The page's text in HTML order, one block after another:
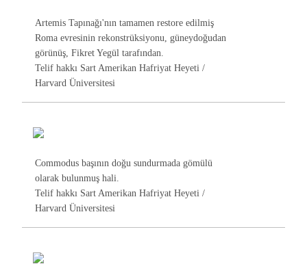
Artemis Tapınağı'nın tamamen restore edilmiş
Roma evresinin rekonstrüksiyonu, güneydoğudan
görünüş, Fikret Yegül tarafından.
Telif hakkı Sart Amerikan Hafriyat Heyeti /
Harvard Üniversitesi
Commodus başının doğu sundurmada gömülü
olarak bulunmuş hali.
Telif hakkı Sart Amerikan Hafriyat Heyeti /
Harvard Üniversitesi